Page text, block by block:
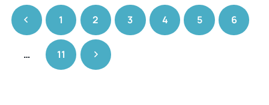
1 2 3 4 5 6
… 11